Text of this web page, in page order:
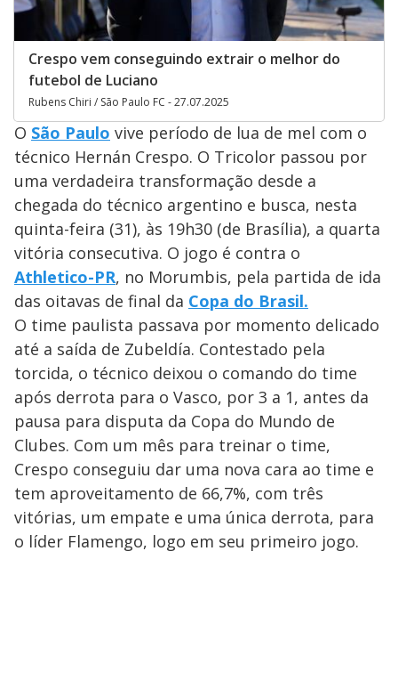
Crespo vem conseguindo extrair o melhor do
futebol de Luciano
Rubens Chiri / São Paulo FC - 27.07.2025
O São Paulo vive período de lua de mel com o
técnico Hernán Crespo. O Tricolor passou por
uma verdadeira transformação desde a
chegada do técnico argentino e busca, nesta
quinta-feira (31), às 19h30 (de Brasília), a quarta
vitória consecutiva. O jogo é contra o
Athletico-PR, no Morumbis, pela partida de ida
das oitavas de final da Copa do Brasil.
O time paulista passava por momento delicado
até a saída de Zubeldía. Contestado pela
torcida, o técnico deixou o comando do time
após derrota para o Vasco, por 3 a 1, antes da
pausa para disputa da Copa do Mundo de
Clubes. Com um mês para treinar o time,
Crespo conseguiu dar uma nova cara ao time e
tem aproveitamento de 66,7%, com três
vitórias, um empate e uma única derrota, para
o líder Flamengo, logo em seu primeiro jogo.